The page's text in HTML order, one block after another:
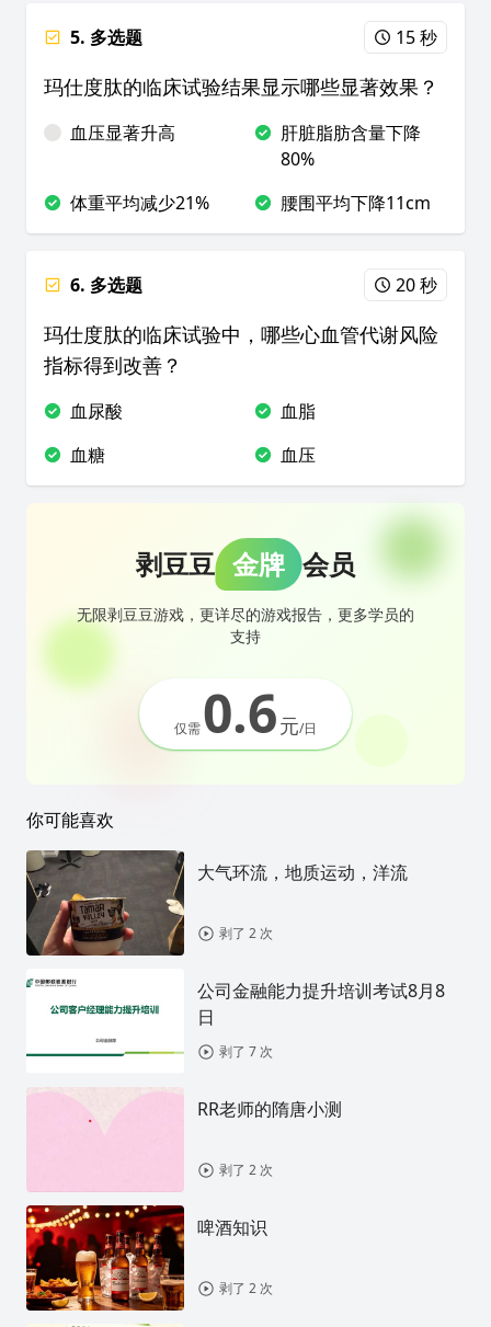
5. 多选题 15 秒
玛仕度肽的临床试验结果显示哪些显著效果？
血压显著升高
肝脏脂肪含量下降
80%
体重平均减少21%
腰围平均下降11cm
6. 多选题 20 秒
玛仕度肽的临床试验中，哪些心血管代谢风险
指标得到改善？
血尿酸
血脂
血糖
血压
剥豆豆 金牌 会员
无限剥豆豆游戏，更详尽的游戏报告，更多学员的
支持
仅需0.6元/日
你可能喜欢
大气环流，地质运动，洋流
剥了 2 次
公司金融能力提升培训考试8月8
日
剥了 7 次
RR老师的隋唐小测
剥了 2 次
啤酒知识
剥了 2 次